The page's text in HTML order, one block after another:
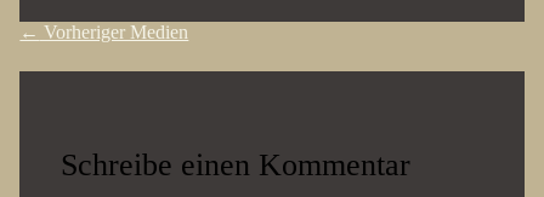
← Vorheriger Medien
Schreibe einen Kommentar